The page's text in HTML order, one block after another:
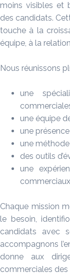
moins visibles et
des candidats.
touche à la
équipe, à la
Nous réunissons
une
une équipe
une
une
des outils
une
Chaque mission
le besoin,
candidats avec
accompagnons
donne aux
commerciales